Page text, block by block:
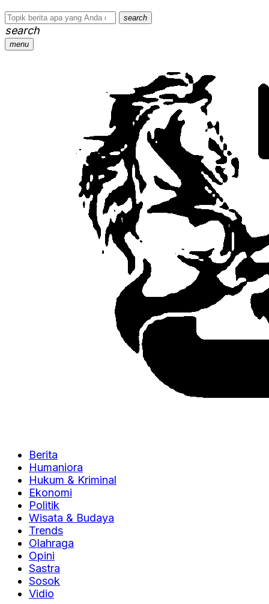
search
search
menu
Berita
Humaniora
Hukum & Kriminal
Ekonomi
Politik
Wisata & Budaya
Trends
Olahraga
Opini
Sastra
Sosok
Vidio